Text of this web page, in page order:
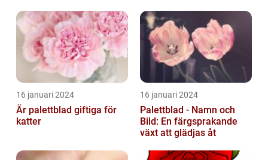
16 januari 2024
Är palettblad giftiga för
katter
16 januari 2024
Palettblad - Namn och
Bild: En färgsprakande
växt att glädjas åt